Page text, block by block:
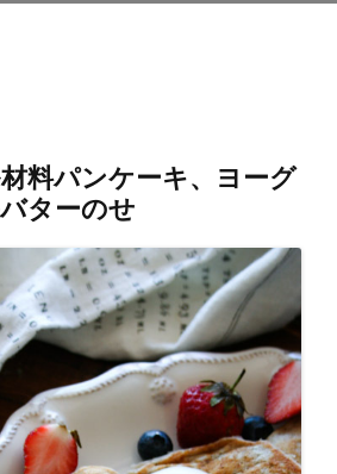
料パンケーキ、ヨーグ
ターのせ